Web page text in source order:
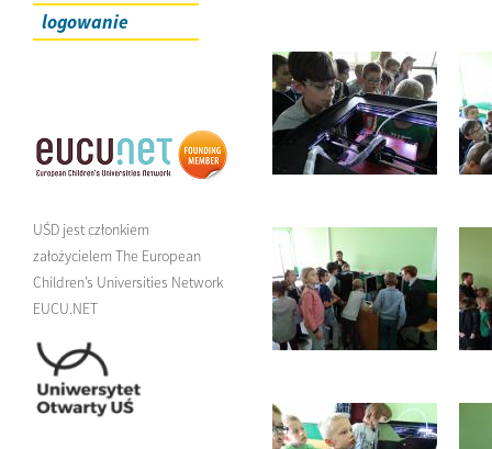
logowanie
UŚD jest członkiem
założycielem The European
Children’s Universities Network
EUCU.NET